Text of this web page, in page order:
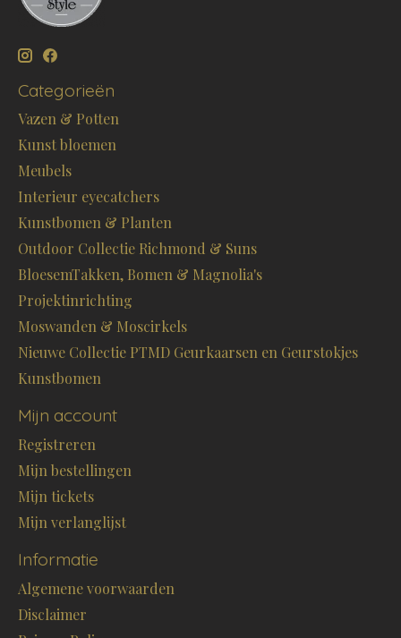
Categorieën
Vazen & Potten
Kunst bloemen
Meubels
Interieur eyecatchers
Kunstbomen & Planten
Outdoor Collectie Richmond & Suns
BloesemTakken, Bomen & Magnolia's
Projektinrichting
Moswanden & Moscirkels
Nieuwe Collectie PTMD Geurkaarsen en Geurstokjes
Kunstbomen
Mijn account
Registreren
Mijn bestellingen
Mijn tickets
Mijn verlanglijst
Informatie
Algemene voorwaarden
Disclaimer